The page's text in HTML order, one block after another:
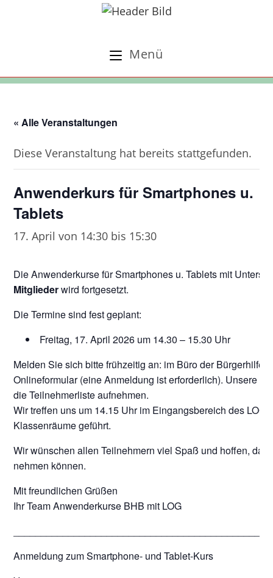
Menü
« Alle Veranstaltungen
Diese Veranstaltung hat bereits stattgefunden.
Anwenderkurs für Smartphones u.
Tablets
17. April von 14:30 bis 15:30
Die Anwenderkurse für Smartphones u. Tablets mit
Mitgliederwird fortgesetzt.
Die Termine sind fest geplant:
Freitag, 17. April 2026 um 14.30 – 15.30 Uhr
Melden Sie sich bitte frühzeitig an: im Büro der Bürgerhilfe,
Onlineformular (eine Anmeldung ist erforderlich). Unsere
die Teilnehmerliste aufnehmen.
Wir treffen uns um 14.15 Uhr im Eingangsbereich des
Klassenräume geführt.
Wir wünschen allen Teilnehmern viel Spaß und hoffen,
nehmen können.
Mit freundlichen Grüßen
Ihr Team Anwenderkurse BHB mit LOG
Anmeldung zum Smartphone- und Tablet-Kurs